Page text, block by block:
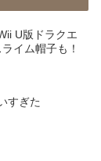
U版ドラクエ
イム帽子も！
すぎた